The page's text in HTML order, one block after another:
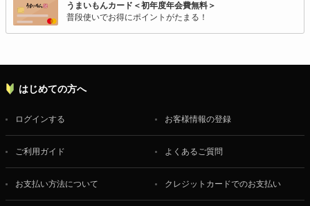
うまいもんカード＜初年度年会費無料＞
普段使いでお得にポイントがたまる！
はじめての方へ
ログインする お客様情報の登録
ご利用ガイド よくあるご質問
お支払い方法について クレジットカードでのお支払い